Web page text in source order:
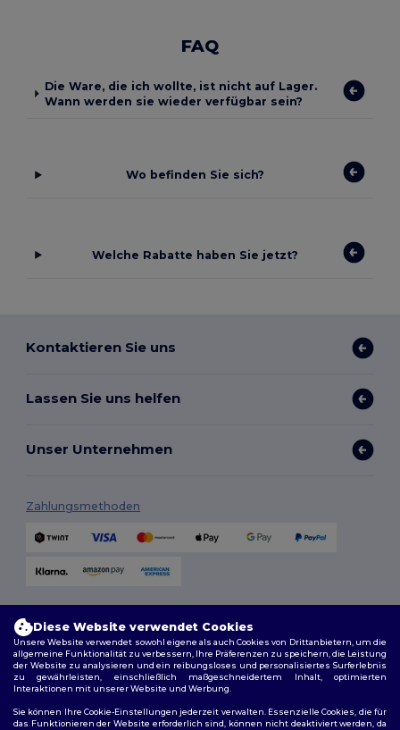
FAQ
Die Ware, die ich wollte, ist nicht auf Lager.
Wann werden sie wieder verfügbar sein?
Wo befinden Sie sich?
Welche Rabatte haben Sie jetzt?
Kontaktieren Sie uns
Lassen Sie uns helfen
Unser Unternehmen
Zahlungsmethoden
Diese Website verwendet Cookies
Unsere Website verwendet sowohl eigene als auch Cookies von Drittanbietern, um die
allgemeine Funktionalität zu verbessern, Ihre Präferenzen zu speichern, die Leistung
der Website zu analysieren und ein reibungsloses und personalisiertes Surferlebnis
zu gewährleisten, einschließlich maßgeschneidertem Inhalt, optimierten
Interaktionen mit unserer Website und Werbung.
Sie können Ihre Cookie-Einstellungen jederzeit verwalten. Essenzielle Cookies, die für
das Funktionieren der Website erforderlich sind, können nicht deaktiviert werden, da